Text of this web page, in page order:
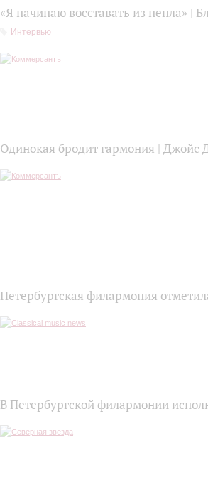
«Я начинаю восставать из пепла» |
Интервью
Одинокая бродит гармония | Джойс
Петербургская филармония
В Петербургской филармонии